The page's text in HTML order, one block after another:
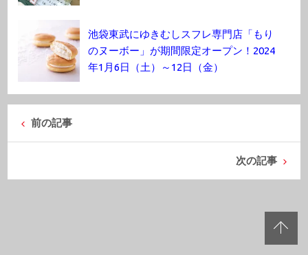
池袋東武にゆきむしスフレ専門店「もり
のヌーボー」が期間限定オープン！2024
年1月6日（土）～12日（金）
前の記事
次の記事